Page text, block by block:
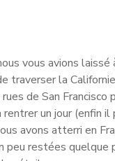
vous avions laissé
traverser la
de San Francisco
rentrer un jour (enfin
avons atterri en
peu restées quelque